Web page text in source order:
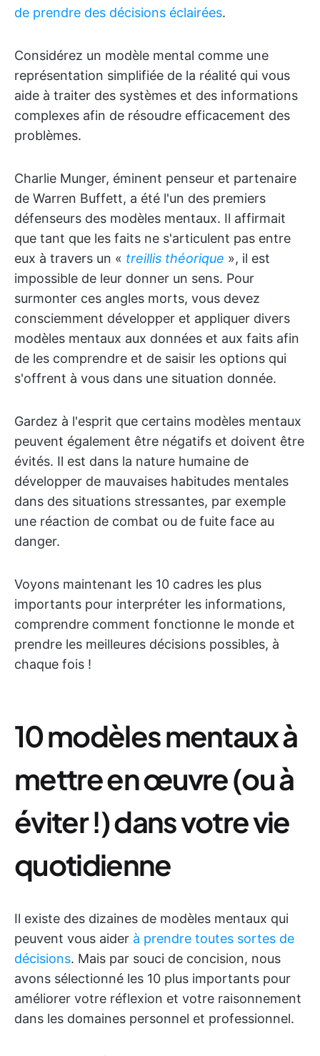
de prendre des décisions éclairées.
Considérez un modèle mental comme une
représentation simplifiée de la réalité qui vous
aide à traiter des systèmes et des informations
complexes afin de résoudre efficacement des
problèmes.
Charlie Munger, éminent penseur et partenaire
de Warren Buffett, a été l'un des premiers
défenseurs des modèles mentaux. Il affirmait
que tant que les faits ne s'articulent pas entre
eux à travers un « treillis théorique », il est
impossible de leur donner un sens. Pour
surmonter ces angles morts, vous devez
consciemment développer et appliquer divers
modèles mentaux aux données et aux faits afin
de les comprendre et de saisir les options qui
s'offrent à vous dans une situation donnée.
Gardez à l'esprit que certains modèles mentaux
peuvent également être négatifs et doivent être
évités. Il est dans la nature humaine de
développer de mauvaises habitudes mentales
dans des situations stressantes, par exemple
une réaction de combat ou de fuite face au
danger.
Voyons maintenant les 10 cadres les plus
importants pour interpréter les informations,
comprendre comment fonctionne le monde et
prendre les meilleures décisions possibles, à
chaque fois !
10 modèles mentaux à
mettre en œuvre (ou à
éviter !) dans votre vie
quotidienne
Il existe des dizaines de modèles mentaux qui
peuvent vous aider à prendre toutes sortes de
décisions. Mais par souci de concision, nous
avons sélectionné les 10 plus importants pour
améliorer votre réflexion et votre raisonnement
dans les domaines personnel et professionnel.